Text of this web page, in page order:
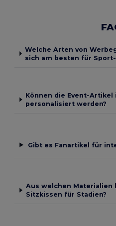
Welche Arten von
sich am besten für Sport-
Können die Event-Artikel
personalisiert werden?
Gibt es Fanartikel für
Aus welchen Materialien
Sitzkissen für Stadien?